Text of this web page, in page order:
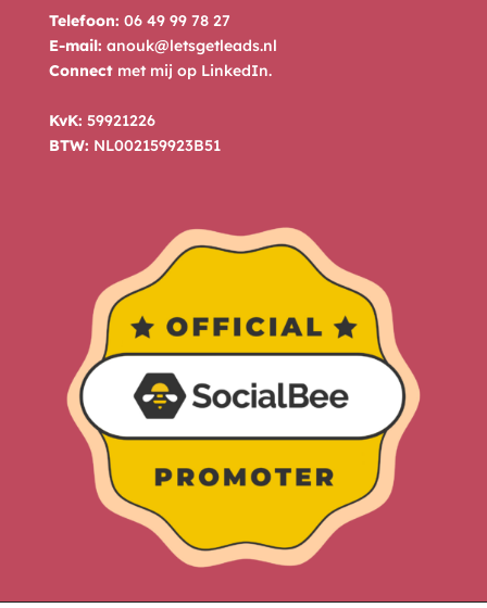
Telefoon: 06 49 99 78 27
E-mail: anouk@letsgetleads.nl
Connectmet mij op LinkedIn.
KvK: 59921226
BTW: NL002159923B51